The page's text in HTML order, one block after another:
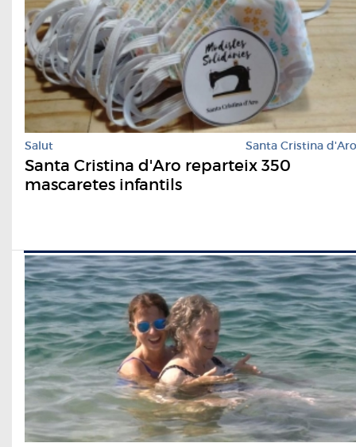
Salut Santa Cristina d'Aro
Santa Cristina d'Aro reparteix 350
mascaretes infantils